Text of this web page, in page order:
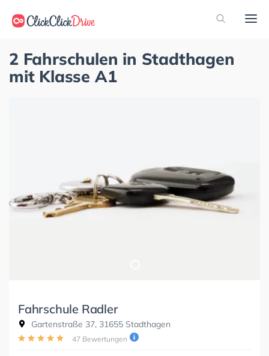
2 Fahrschulen in Stadthagen
mit Klasse A1
Fahrschule Radler
Gartenstraße 37, 31655 Stadthagen
47 Bewertungen